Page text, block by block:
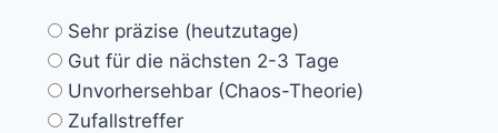
Sehr präzise (heutzutage)
Gut für die nächsten 2-3 Tage
Unvorhersehbar (Chaos-Theorie)
Zufallstreffer